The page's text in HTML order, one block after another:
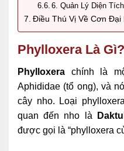
6. Quản Lý Diện
Điều Thú Vị Về Cơn Đại
Phylloxera Là
Phylloxera chính là
Aphididae (tổ ong), và
cây nho. Loại
quan đến nho là
được gọi là “phylloxera